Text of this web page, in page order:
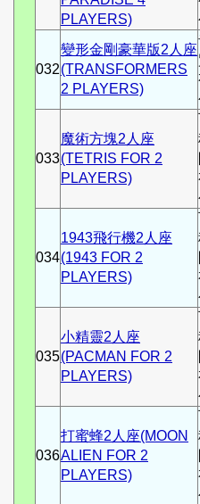
PLAYERS)
032
變形金剛豪華版2人座
(TRANSFORMERS
2 PLAYERS)
033
魔術方塊2人座
(TETRIS FOR 2
PLAYERS)
034
1943飛行機2人座
(1943 FOR 2
PLAYERS)
035
小精靈2人座
(PACMAN FOR 2
PLAYERS)
036
打蜜蜂2人座(MOON
ALIEN FOR 2
PLAYERS)